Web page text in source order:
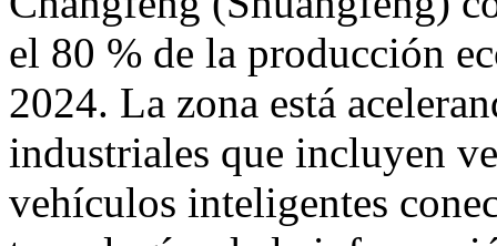
el 80 % de la producción
2024. La zona está
industriales que incluyen
vehículos inteligentes